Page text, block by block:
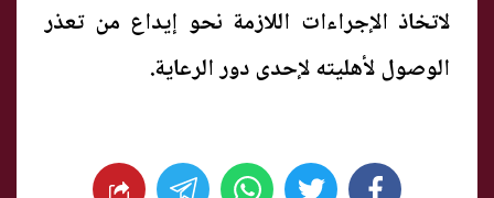
لاتخاذ الإجراءات اللازمة نحو إيداع من تعذر
الوصول لأهليته لإحدى دور الرعاية.